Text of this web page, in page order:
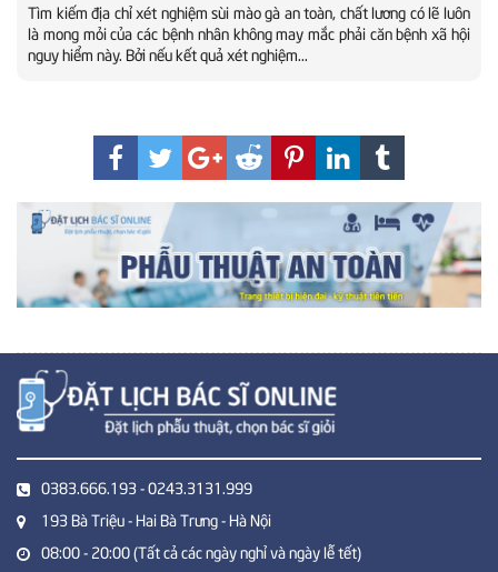
Tìm kiếm địa chỉ xét nghiệm sùi mào gà an toàn, chất lương có lẽ luôn
là mong mỏi của các bệnh nhân không may mắc phải căn bệnh xã hội
nguy hiểm này. Bởi nếu kết quả xét nghiệm...
0383.666.193 - 0243.3131.999
193 Bà Triệu - Hai Bà Trưng - Hà Nội
08:00 - 20:00 (Tất cả các ngày nghỉ và ngày lễ tết)